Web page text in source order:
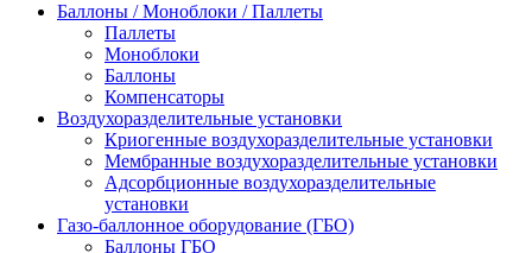
Баллоны / Моноблоки / Паллеты
Паллеты
Моноблоки
Баллоны
Компенсаторы
Воздухоразделительные установки
Криогенные воздухоразделительные установки
Мембранные воздухоразделительные установки
Адсорбционные воздухоразделительные
установки
Газо-баллонное оборудование (ГБО)
Баллоны ГБО